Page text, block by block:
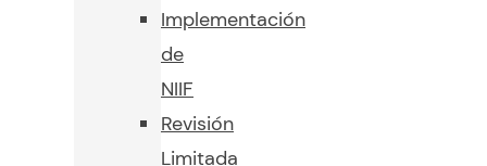
Implementación
de
NIIF
Revisión
Limitada